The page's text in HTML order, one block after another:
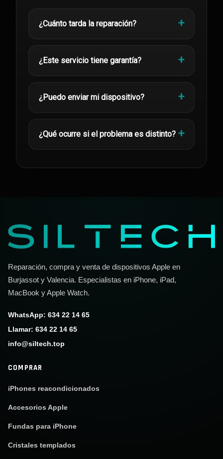
¿Cuánto tarda la reparación?
¿Este servicio tiene garantía?
¿Puedo enviar mi dispositivo?
¿Qué ocurre si el problema es distinto?
Reparación, compra y venta de dispositivos Apple en
Burjassot y Valencia. Especialistas en iPhone, iPad,
MacBook y Apple Watch.
WhatsApp: 634 22 14 65
Llamar: 634 22 14 65
info@siltech.top
COMPRAR
iPhones reacondicionados
Accesorios Apple
Fundas para iPhone
Cristales templados